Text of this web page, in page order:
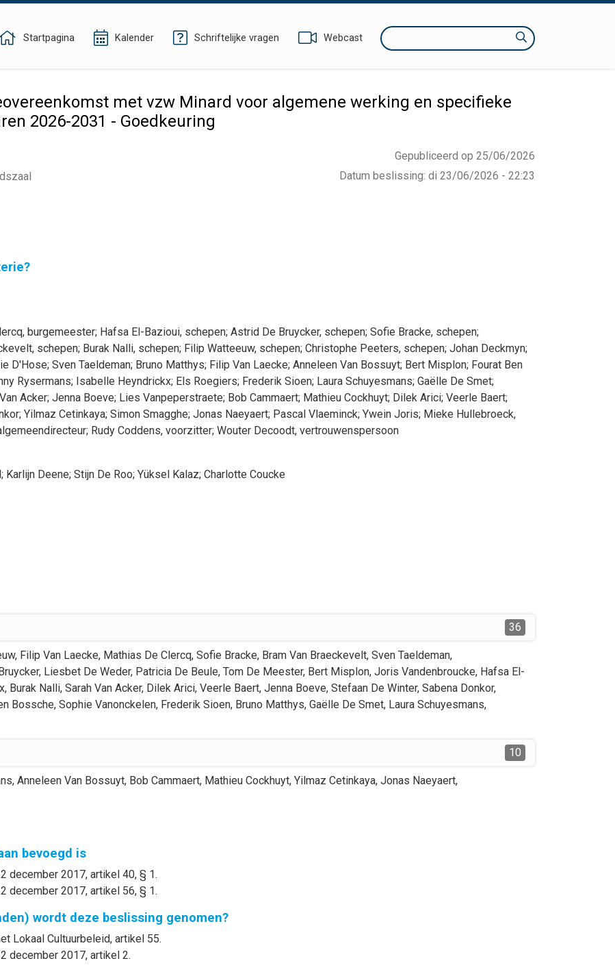
Startpagina Kalender Schriftelijke vragen Webcast Zoeken
met vzw Minard voor algemene werking en specifieke
2026-2031 - Goedkeuring
Gepubliceerd op 25/06/2026
Datum beslissing: di 23/06/2026 - 22:23
, burgemeester; Hafsa El-Bazioui, schepen; Astrid De Bruycker, schepen; Sofie Bracke, schepen;
, schepen; Burak Nalli, schepen; Filip Watteeuw, schepen; Christophe Peeters, schepen; Johan Deckmyn;
D'Hose; Sven Taeldeman; Bruno Matthys; Filip Van Laecke; Anneleen Van Bossuyt; Bert Misplon; Fourat Ben
Rysermans; Isabelle Heyndrickx; Els Roegiers; Frederik Sioen; Laura Schuyesmans; Gaëlle De Smet;
Van Acker; Jenna Boeve; Lies Vanpeperstraete; Bob Cammaert; Mathieu Cockhuyt; Dilek Arici; Veerle Baert;
; Yilmaz Cetinkaya; Simon Smagghe; Jonas Naeyaert; Pascal Vlaeminck; Ywein Joris; Mieke Hullebroeck,
; Rudy Coddens, voorzitter; Wouter Decoodt, vertrouwenspersoon
; Karlijn Deene; Stijn De Roo; Yüksel Kalaz; Charlotte Coucke
36
, Filip Van Laecke, Mathias De Clercq, Sofie Bracke, Bram Van Braeckevelt, Sven Taeldeman,
, Liesbet De Weder, Patricia De Beule, Tom De Meester, Bert Misplon, Joris Vandenbroucke, Hafsa El-
, Burak Nalli, Sarah Van Acker, Dilek Arici, Veerle Baert, Jenna Boeve, Stefaan De Winter, Sabena Donkor,
Bossche, Sophie Vanonckelen, Frederik Sioen, Bruno Matthys, Gaëlle De Smet, Laura Schuyesmans,
10
, Anneleen Van Bossuyt, Bob Cammaert, Mathieu Cockhuyt, Yilmaz Cetinkaya, Jonas Naeyaert,
bevoegd is
december 2017, artikel 40, § 1.
december 2017, artikel 56, § 1.
wordt deze beslissing genomen?
Lokaal Cultuurbeleid, artikel 55.
december 2017, artikel 2.